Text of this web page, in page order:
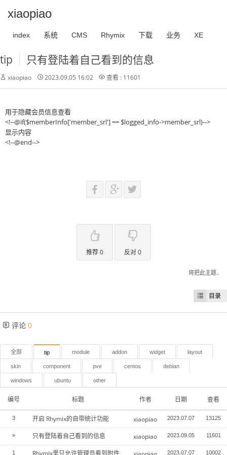
xiaopiao
index 系统 CMS Rhymix 下载 业务 XE
tip 只有登陆着自己看到的信息
xiaopiao 2023.09.05 16:02 查看 : 11601
用于隐藏会员信息查看
<!--@if($memberInfo['member_srl'] == $logged_info->member_srl)-->
显示内容
<!--@end-->
推荐 0 反对 0
将把此主题..
目录
评论 0
全部 tip module addon widget layout
skin component pve centos debian
windows ubuntu other
编号 标题 作者 日期 查看
3 开启 Rhymix的自带统计功能 xiaopiao 2023.07.07 13125
» 只有登陆着自己看到的信息 xiaopiao 2023.09.05 11601
1 Rhymix里只允许管理员看到附件 2023.07.07 10002